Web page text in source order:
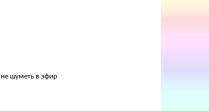
шуметь в эфир